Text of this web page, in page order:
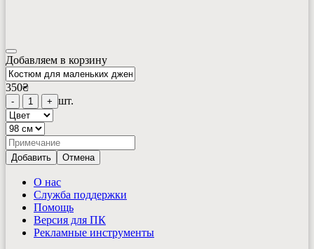
Добавляем в корзину
350₴
- 1 + шт.
Добавить Отмена
О нас
Служба поддержки
Помощь
Версия для ПК
Рекламные инструменты